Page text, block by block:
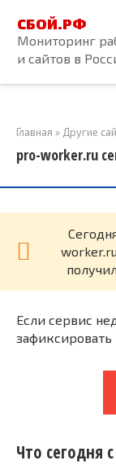
контенту
СБОЙ.РФ
Мониторинг
и сайтов в
Главная » Другие
pro-worker.ru
Если сервис
зафиксировать
Что сегодня